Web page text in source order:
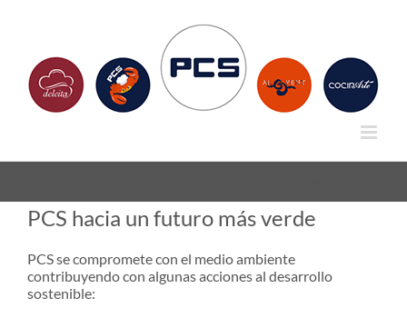
PCS hacia un futuro más verde
PCS se compromete con el medio ambiente
contribuyendo con algunas acciones al desarrollo
sostenible: